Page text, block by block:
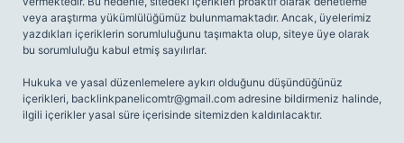
veya araştırma yükümlülüğümüz bulunmamaktadır. Ancak, üyelerimiz
yazdıkları içeriklerin sorumluluğunu taşımakta olup, siteye üye olarak
bu sorumluluğu kabul etmiş sayılırlar.
Hukuka ve yasal düzenlemelere aykırı olduğunu düşündüğünüz
içerikleri, backlinkpanelicomtr@gmail.com adresine bildirmeniz halinde,
ilgili içerikler yasal süre içerisinde sitemizden kaldırılacaktır.